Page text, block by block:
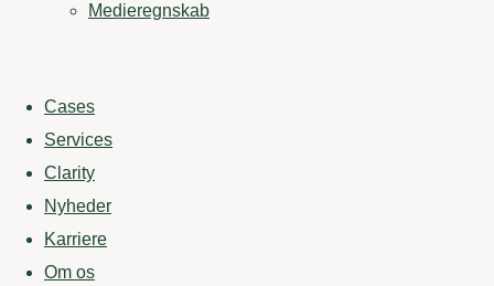
Medieregnskab
Cases
Services
Clarity
Nyheder
Karriere
Om os